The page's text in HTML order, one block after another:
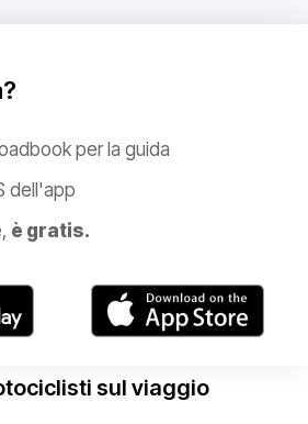
per la guida
dell'app
è gratis.
sul viaggio